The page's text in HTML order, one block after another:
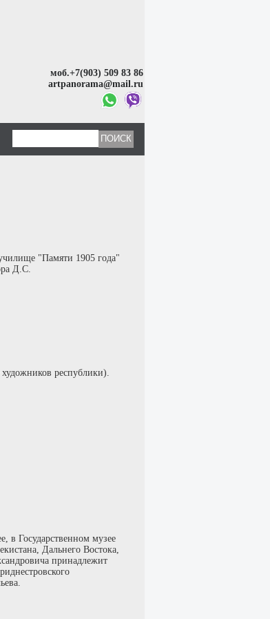
моб.+7(903) 509 83 86
artpanorama@mail.ru
"Памяти 1905 года"
Д.С.
республики).
в Государственном музее
Дальнего Востока,
принадлежит